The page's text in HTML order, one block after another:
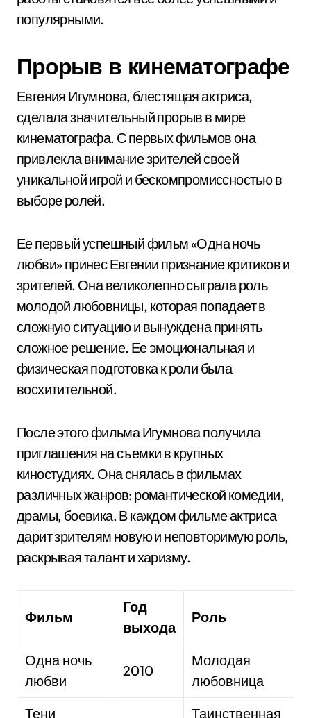
популярными.
Прорыв в кинематографе
Евгения Игумнова, блестящая актриса,
сделала значительный прорыв в мире
кинематографа. С первых фильмов она
привлекла внимание зрителей своей
уникальной игрой и бескомпромиссностью в
выборе ролей.
Ее первый успешный фильм «Одна ночь
любви» принес Евгении признание критиков и
зрителей. Она великолепно сыграла роль
молодой любовницы, которая попадает в
сложную ситуацию и вынуждена принять
сложное решение. Ее эмоциональная и
физическая подготовка к роли была
восхитительной.
После этого фильма Игумнова получила
приглашения на съемки в крупных
киностудиях. Она снялась в фильмах
различных жанров: романтической комедии,
драмы, боевика. В каждом фильме актриса
дарит зрителям новую и неповторимую роль,
раскрывая талант и харизму.
Фильм
Год
выхода
Роль
Одна ночь
любви
2010
Молодая
любовница
Тени
Таинственная